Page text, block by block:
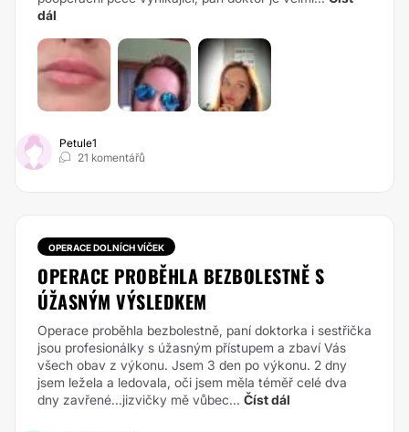
dál
Petule1
21 komentářů
OPERACE DOLNÍCH VÍČEK
OPERACE PROBĚHLA BEZBOLESTNĚ S
ÚŽASNÝM VÝSLEDKEM
Operace proběhla bezbolestně, paní doktorka i sestřička
jsou profesionálky s úžasným přístupem a zbaví Vás
všech obav z výkonu. Jsem 3 den po výkonu. 2 dny
jsem ležela a ledovala, oči jsem měla téměř celé dva
dny zavřené...jizvičky mě vůbec... Číst dál